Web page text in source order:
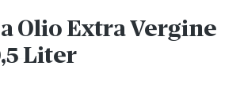
Olio Extra Vergine
Liter